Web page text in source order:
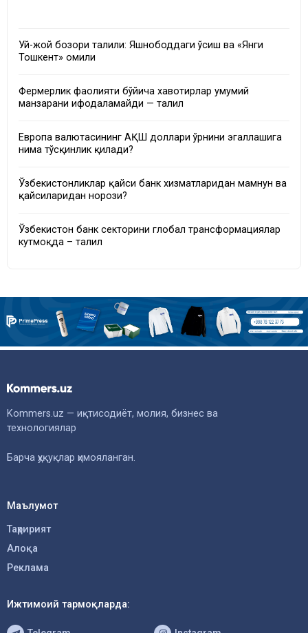
Уй-жой бозори таҳлили: Яшнободдаги ўсиш ва «Янги
Тошкент» омили
Фермерлик фаолияти бўйича хавотирлар умумий
манзарани ифодаламайди — таҳлил
Европа валютасининг АҚШ доллари ўрнини эгаллашига
нима тўсқинлик қилади?
Ўзбекистонликлар қайси банк хизматларидан мамнун ва
қайсиларидан норози?
Ўзбекистон банк секторини глобал трансформациялар
кутмоқда – таҳлил
Kommers.uz — иқтисодиёт, молия, бизнес ва
технологиялар
Барча ҳуқуқлар ҳимояланган.
Маълумот
Таҳририят
Алоқа
Реклама
Ижтимоий тармоқларда: